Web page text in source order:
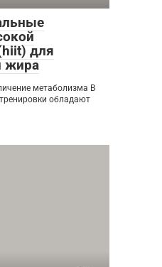
для
жира
метаболизма В
обладают